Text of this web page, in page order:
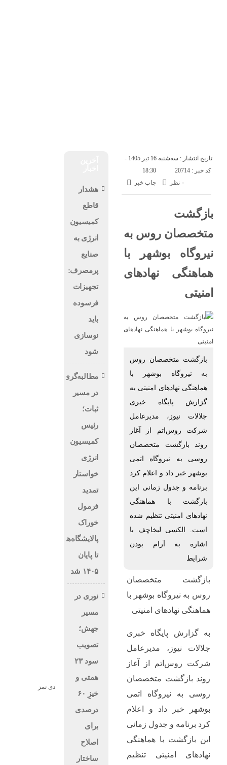
تاریخ انتشار : سه‌شنبه 16 تیر 1405 -
18:30
کد خبر : 20714
چاپ خبر
۰ نظر
بازگشت
متخصصان روس به
نیروگاه بوشهر با
هماهنگی نهادهای
امنیتی
بازگشت متخصصان روس
به نیروگاه بوشهر با
هماهنگی نهادهای امنیتی به
گزارش پایگاه خبری
جلالات نیوز، مدیرعامل
شرکت روس‌اتم از آغاز
روند بازگشت متخصصان
روسی به نیروگاه اتمی
بوشهر خبر داد و اعلام کرد
برنامه و جدول زمانی این
بازگشت با هماهنگی
نهادهای امنیتی تنظیم شده
است. الکسی لیخاچف با
اشاره به آرام بودن
شرایط
بازگشت متخصصان
روس به نیروگاه بوشهر با
هماهنگی نهادهای امنیتی
به گزارش پایگاه خبری
جلالات نیوز، مدیرعامل
شرکت روس‌اتم از آغاز
روند بازگشت متخصصان
روسی به نیروگاه اتمی
بوشهر خبر داد و اعلام
کرد برنامه و جدول زمانی
این بازگشت با هماهنگی
نهادهای امنیتی تنظیم
هشدار
قاطع
کمیسیون
انرژی به
صنایع
پرمصرف:
تجهیزات
فرسوده
باید
نوسازی
شود
مطالبه‌گری
در مسیر
ثبات؛
رئیس
کمیسیون
انرژی
خواستار
تمدید
فرمول
خوراک
پالایشگاه‌ها
تا پایان
۱۴۰۵ شد
نوری در
مسیر
جهش؛
تصویب
سود ۲۳
همتی و
خیزِ ۶۰
درصدی
برای
اصلاح
ساختار
دی تمز